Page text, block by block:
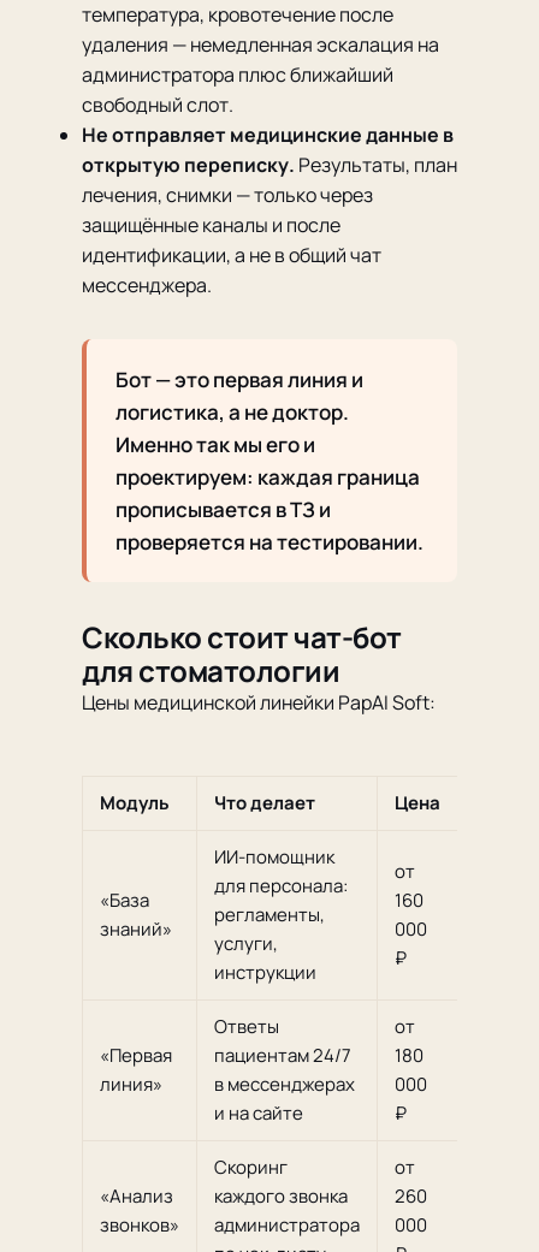
температура, кровотечение после
удаления — немедленная эскалация на
администратора плюс ближайший
свободный слот.
Не отправляет медицинские данные в
открытую переписку. Результаты, план
лечения, снимки — только через
защищённые каналы и после
идентификации, а не в общий чат
мессенджера.
Бот — это первая линия и
логистика, а не доктор.
Именно так мы его и
проектируем: каждая граница
прописывается в ТЗ и
проверяется на тестировании.
Сколько стоит чат-бот
для стоматологии
Цены медицинской линейки PapAI Soft:
Модуль Что делает Цена
«База
знаний»
ИИ-помощник
для персонала:
регламенты,
услуги,
инструкции
от
160
000
₽
«Первая
линия»
Ответы
пациентам 24/7
в мессенджерах
и на сайте
от
180
000
₽
«Анализ
звонков»
Скоринг
каждого звонка
администратора
от
260
000